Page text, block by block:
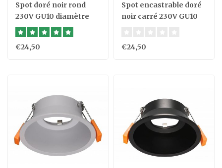
Spot doré noir rond
230V GU10 diamètre
100mm
€24,50
Spot encastrable doré
noir carré 230V GU10
€24,50